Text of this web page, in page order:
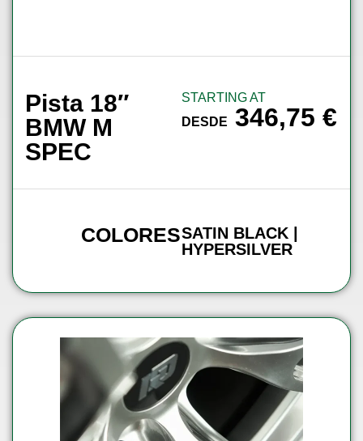
Pista 18″
BMW M
SPEC
STARTING AT
DESDE
346,75€
COLORESSATIN BLACK |
HYPERSILVER